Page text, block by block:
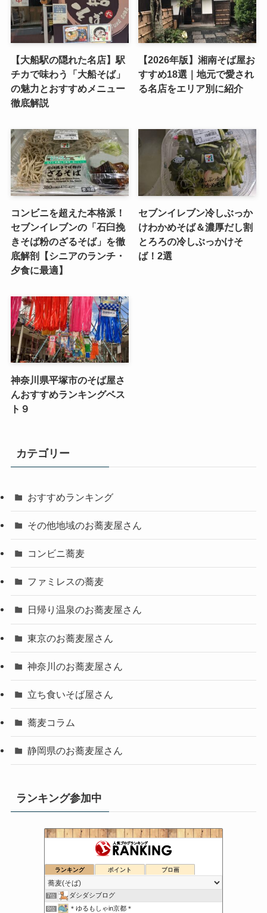
【大船駅の隠れた名店】駅
チカで味わう「大船そば」
の魅力とおすすめメニュー
徹底解説
【2026年版】湘南そば屋お
すすめ18選｜地元で愛され
る名店をエリア別に紹介
コンビニを超えた本格派！
セブンイレブンの「石臼挽
きそば粉のざるそば」を徹
底解剖【シニアのランチ・
夕食に最適】
セブンイレブン冷しぶっか
けわかめそば＆濃厚だし割
とろろの冷しぶっかけそ
ば！2選
神奈川県平塚市のそば屋さ
んおすすめランキングベス
ト９
カテゴリー
おすすめランキング
その他地域のお蕎麦屋さん
コンビニ蕎麦
ファミレスの蕎麦
日帰り温泉のお蕎麦屋さん
東京のお蕎麦屋さん
神奈川のお蕎麦屋さん
立ち食いそば屋さん
蕎麦コラム
静岡県のお蕎麦屋さん
ランキング参加中
ランキング ポイント ブロ画
日刊『水と蕎麦 研究図鑑』
6位 こちら出石町 出石そばの「田中屋食品製造部」
7位 ダシダシブログ
8位 ＊ゆるもしゃin京都＊